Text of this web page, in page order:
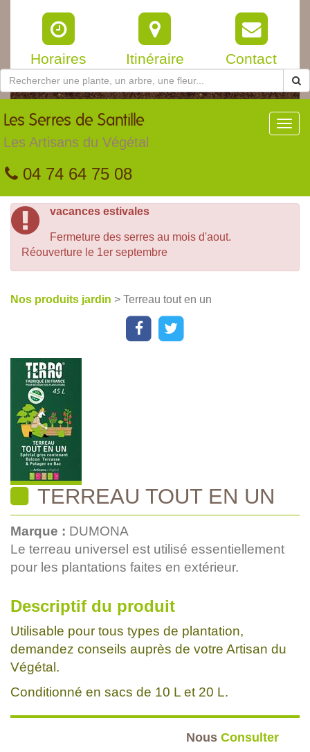
Horaires Itinéraire Contact
Les Serres de Santille
Les Artisans du Végétal
04 74 64 75 08
vacances estivales
Fermeture des serres au mois d'aout.
Réouverture le 1er septembre
Nos produits jardin > Terreau tout en un
TERREAU TOUT EN UN
Marque : DUMONA
Le terreau universel est utilisé essentiellement
pour les plantations faites en extérieur.
Descriptif du produit
Utilisable pour tous types de plantation,
demandez conseils auprès de votre Artisan du
Végétal.
Conditionné en sacs de 10 L et 20 L.
Nous Consulter